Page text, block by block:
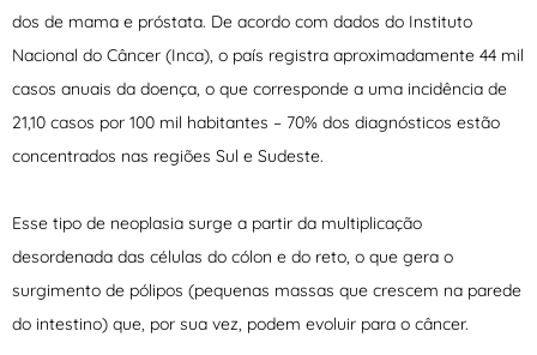
dos de mama e próstata. De acordo com dados do Instituto
Nacional do Câncer (Inca), o país registra aproximadamente 44 mil
casos anuais da doença, o que corresponde a uma incidência de
21,10 casos por 100 mil habitantes – 70% dos diagnósticos estão
concentrados nas regiões Sul e Sudeste.
Esse tipo de neoplasia surge a partir da multiplicação
desordenada das células do cólon e do reto, o que gera o
surgimento de pólipos (pequenas massas que crescem na parede
do intestino) que, por sua vez, podem evoluir para o câncer.